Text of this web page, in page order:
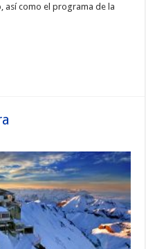
así como el programa de la